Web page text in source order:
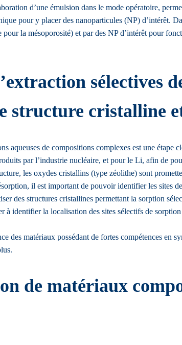
d’une émulsion dans le mode opératoire,
pour y placer des nanoparticules (NP) d’intérêt.
la mésoporosité) et par des NP d’intérêt pour
sélectives
structure cristalline
aqueuses de compositions complexes est une étape
par l’industrie nucléaire, et pour le Li, afin de
les oxydes cristallins (type zéolithe) sont
il est important de pouvoir identifier les sites
des structures cristallines permettant la sorption
identifier la localisation des sites sélectifs de
des matériaux possédant de fortes compétences
de matériaux